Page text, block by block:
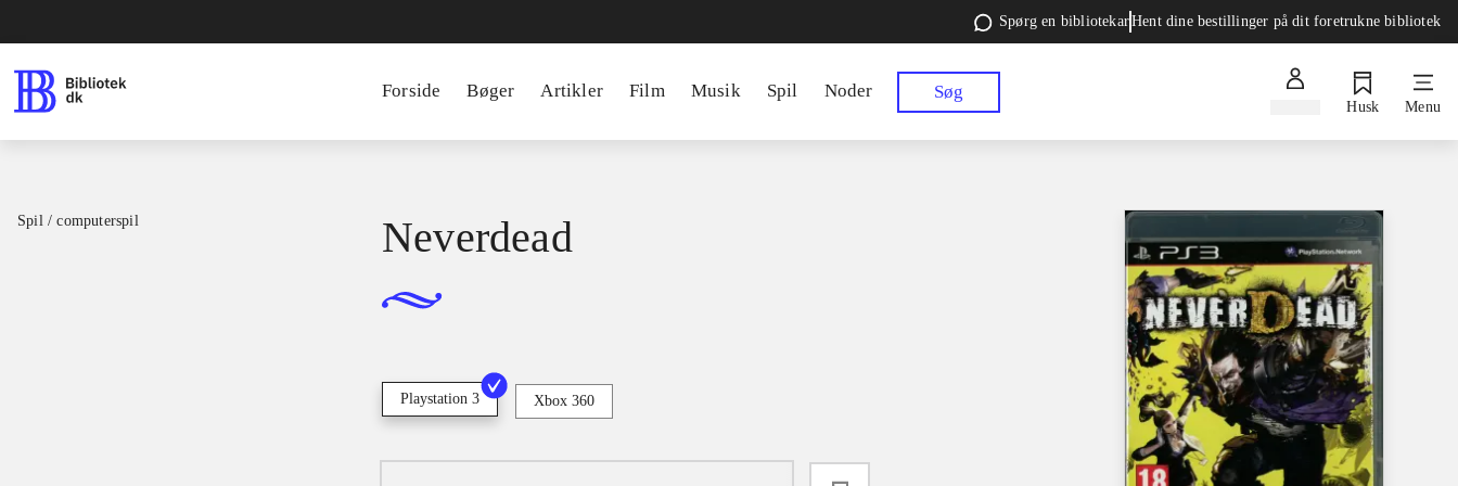
Spørg en bibliotekarHent dine bestillinger på dit foretrukne bibliotek
Forside Bøger Artikler Film Musik Spil Noder Søg
Husk Menu
Spil / computerspil Neverdead
Playstation 3 Xbox 360